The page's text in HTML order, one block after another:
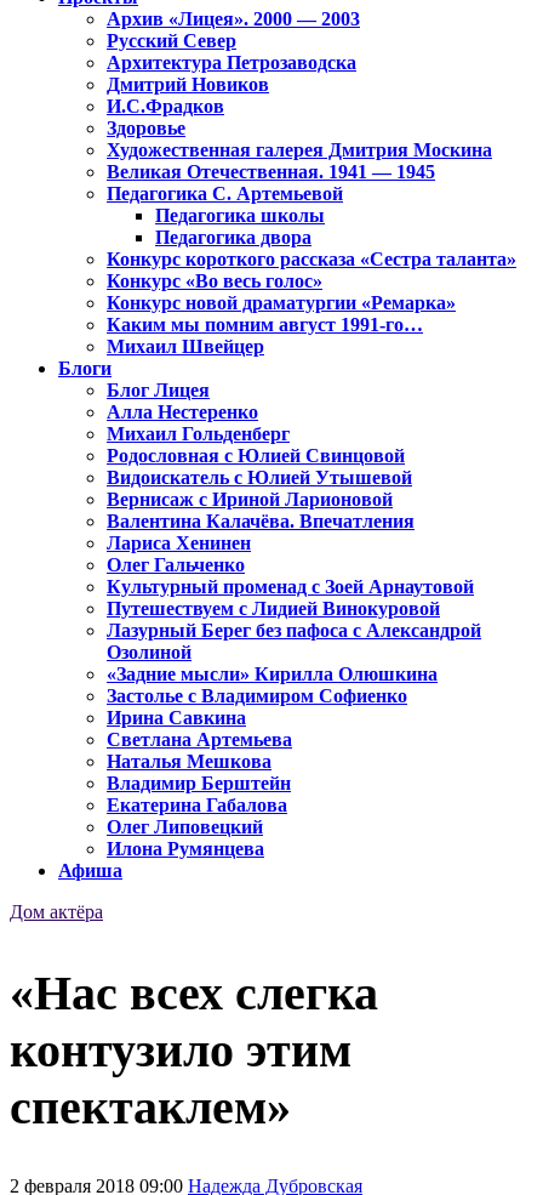
Архив «Лицея». 2000 — 2003
Русский Север
Архитектура Петрозаводска
Дмитрий Новиков
И.С.Фрадков
Здоровье
Художественная галерея Дмитрия Москина
Великая Отечественная. 1941 — 1945
Педагогика С. Артемьевой
Педагогика школы
Педагогика двора
Конкурс короткого рассказа «Сестра таланта»
Конкурс «Во весь голос»
Конкурс новой драматургии «Ремарка»
Каким мы помним август 1991-го…
Михаил Швейцер
Блоги
Блог Лицея
Алла Нестеренко
Михаил Гольденберг
Родословная с Юлией Свинцовой
Видоискатель с Юлией Утышевой
Вернисаж с Ириной Ларионовой
Валентина Калачёва. Впечатления
Лариса Хенинен
Олег Гальченко
Культурный променад с Зоей Арнаутовой
Путешествуем с Лидией Винокуровой
Лазурный Берег без пафоса с Александрой
Озолиной
«Задние мысли» Кирилла Олюшкина
Застолье с Владимиром Софиенко
Ирина Савкина
Светлана Артемьева
Наталья Мешкова
Владимир Берштейн
Екатерина Габалова
Олег Липовецкий
Илона Румянцева
Афиша
Дом актёра
«Нас всех слегка
контузило этим
спектаклем»
2 февраля 2018 09:00 Надежда Дубровская